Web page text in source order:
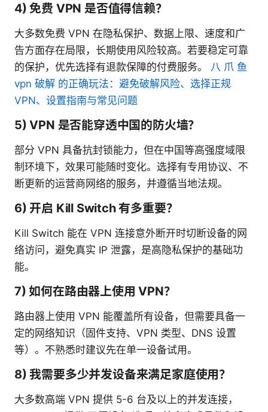
4) 免费 VPN 是否值得信赖？
大多数免费 VPN 在隐私保护、数据上限、速度和广
告方面存在局限，长期使用风险较高。若要稳定可靠
的保护，优先选择有退款保障的付费服务。 八 爪 鱼
vpn 破解 的正确玩法：避免破解风险、选择正规
VPN、设置指南与常见问题
5) VPN 是否能穿透中国的防火墙？
部分 VPN 具备抗封锁能力，但在中国等高强度域限
制环境下，效果可能随时变化。选择有专用协议、不
断更新的运营商网络的服务，并遵循当地法规。
6) 开启 Kill Switch 有多重要？
Kill Switch 能在 VPN 连接意外断开时切断设备的网
络访问，避免真实 IP 泄露，是高隐私保护的基础功
能。
7) 如何在路由器上使用 VPN？
路由器上使用 VPN 能覆盖所有设备，但需要具备一
定的网络知识（固件支持、VPN 类型、DNS 设置
等）。不熟悉时建议先在单一设备试用。
8) 我需要多少并发设备来满足家庭使用？
大多数高端 VPN 提供 5-6 台及以上的并发连接，